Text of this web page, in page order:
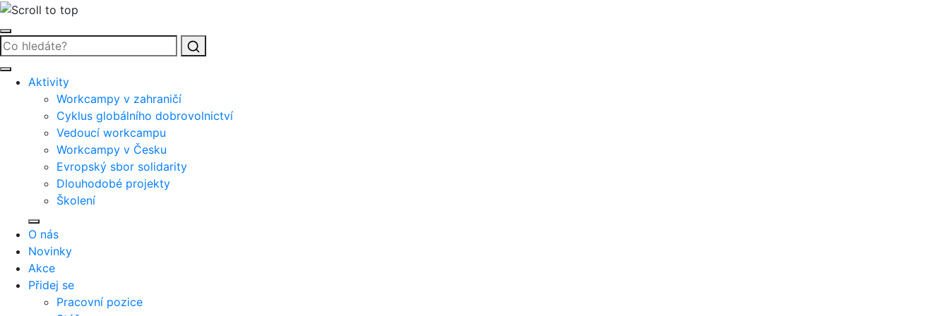
Vyhledat
Aktivity
Workcampy v zahraničí
Cyklus globálního dobrovolnictví
Vedoucí workcampu
Workcampy v Česku
Evropský sbor solidarity
Dlouhodobé projekty
Školení
O nás
Novinky
Akce
Přidej se
Pracovní pozice